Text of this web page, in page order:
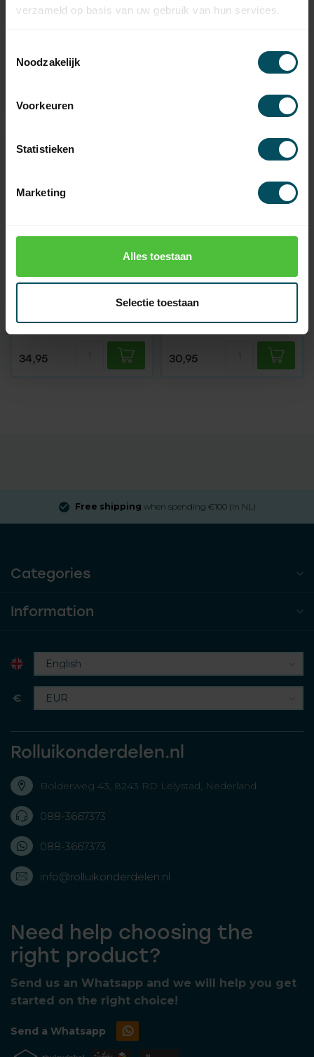
verzameld op basis van uw gebruik van hun services.
Noodzakelijk
Voorkeuren
Statistieken
Marketing
Alles toestaan
Selectie toestaan
Need help making a choice?
NICE
Adaptation set L - Ø
34,95
NICE
Adaption set L - Ø
30,95
Free shipping when spending €100 (in NL)
Categories
Information
€
Rolluikonderdelen.nl
Bolderweg 43, 8243 RD Lelystad, Nederland
088-3667373
088-3667373
info@rolluikonderdelen.nl
Need help choosing the
right product?
Send us an Whatsapp and we will help you get
started on the right choice!
Send a Whatsapp